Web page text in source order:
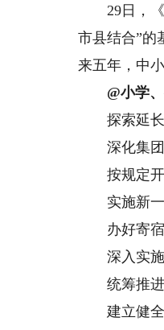
29日，《
市县结合”的
来五年，中
@小学
探索延长
深化集团
按规定开
实施新一
办好寄宿
深入实施
统筹推进“
建立健全